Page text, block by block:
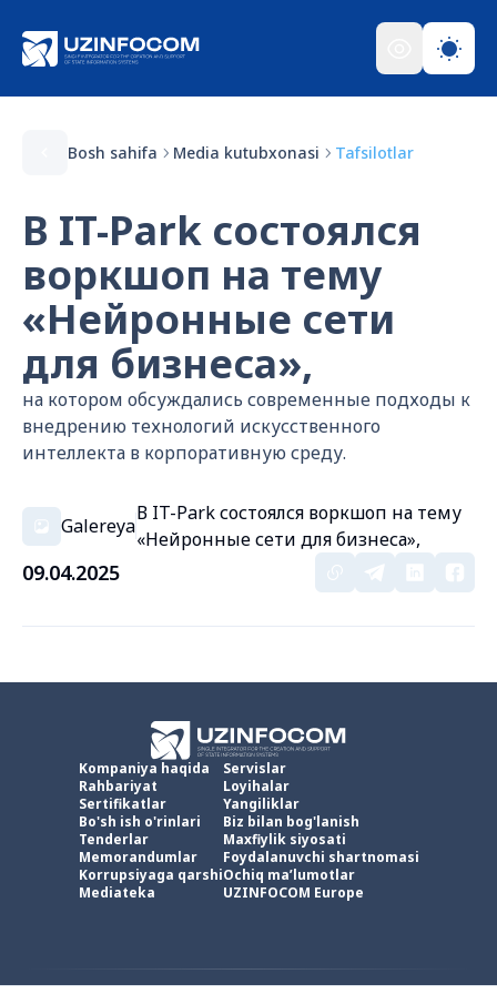
Bosh sahifa Media kutubxonasi Tafsilotlar
В IT-Park состоялся
воркшоп на тему
«Нейронные сети
для бизнеса»,
на котором обсуждались современные подходы к
внедрению технологий искусственного
интеллекта в корпоративную среду.
Galereya
В IT-Park состоялся воркшоп на тему
«Нейронные сети для бизнеса»,
09.04.2025
Kompaniya haqida
Rahbariyat
Sertifikatlar
Bo'sh ish o'rinlari
Tenderlar
Memorandumlar
Korrupsiyaga qarshi
Mediateka
Servislar
Loyihalar
Yangiliklar
Biz bilan bog'lanish
Maxfiylik siyosati
Foydalanuvchi shartnomasi
Ochiq ma’lumotlar
UZINFOCOM Europe